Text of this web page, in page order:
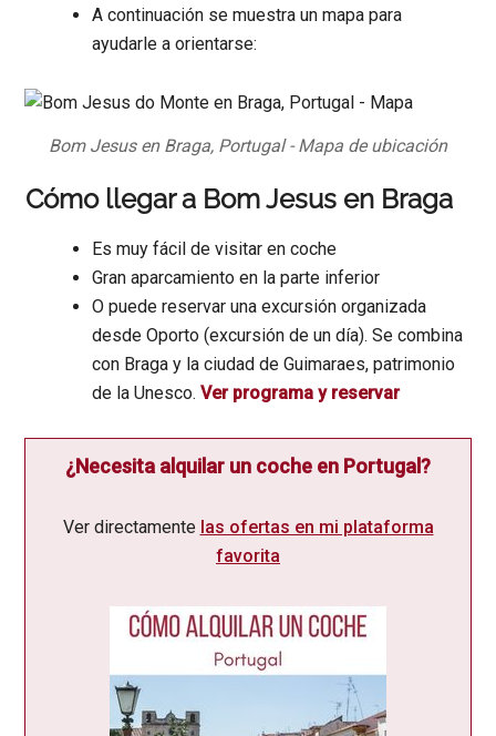
A continuación se muestra un mapa para
ayudarle a orientarse:
Bom Jesus en Braga, Portugal - Mapa de ubicación
Cómo llegar a Bom Jesus en Braga
Es muy fácil de visitar en coche
Gran aparcamiento en la parte inferior
O puede reservar una excursión organizada
desde Oporto (excursión de un día). Se combina
con Braga y la ciudad de Guimaraes, patrimonio
de la Unesco.Ver programa y reservar
¿Necesita alquilar un coche en Portugal?
Ver directamente las ofertas en mi plataforma
favorita